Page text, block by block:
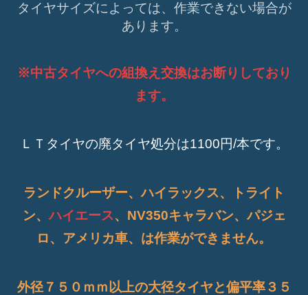
タイヤサイズによっては、作業できない場合が
あります。
※中古タイヤへの組換え交換はお断りしており
ます。
ＬＴタイヤの廃タイヤ処分は1100円/本です。
ランドクルーザー、ハイラックス、トライト
ン、ハイエース、NV350キャラバン、パジェ
ロ、アメリカ車、は作業ができません。
外径７５０ｍｍ以上の大径タイヤと偏平率３５